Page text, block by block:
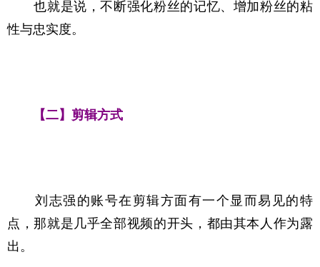
也就是说，不断强化粉丝的记忆、增加粉丝的粘
性与忠实度。
【二】剪辑方式
刘志强的账号在剪辑方面有一个显而易见的特
点，那就是几乎全部视频的开头，都由其本人作为露
出。